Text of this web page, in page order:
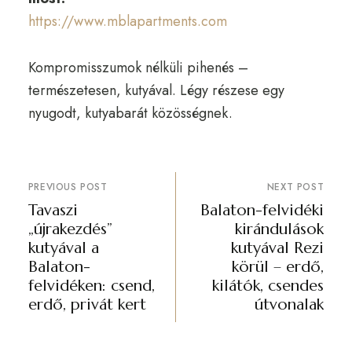
https://www.mblapartments.com
Kompromisszumok nélküli pihenés –
természetesen, kutyával. Légy részese egy
nyugodt, kutyabarát közösségnek.
PREVIOUS POST
Tavaszi
„újrakezdés”
kutyával a
Balaton-
felvidéken: csend,
erdő, privát kert
NEXT POST
Balaton-felvidéki
kirándulások
kutyával Rezi
körül – erdő,
kilátók, csendes
útvonalak